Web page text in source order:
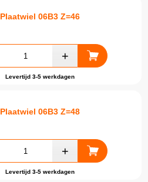
Plaatwiel 06B3 Z=46
Levertijd 3-5 werkdagen
Plaatwiel 06B3 Z=48
Levertijd 3-5 werkdagen